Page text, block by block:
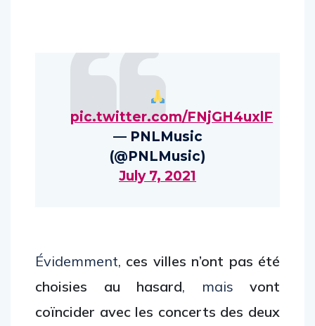
pic.twitter.com/FNjGH4uxlF
— PNLMusic
(@PNLMusic)
July 7, 2021
Évidemment, ces villes n’ont pas été
choisies au hasard, mais vont
coïncider avec les concerts des deux